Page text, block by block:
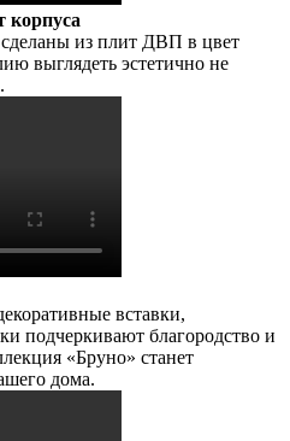
корпуса
из плит ДВП в цвет
выглядеть эстетично не
вставки,
подчеркивают благородство и
«Бруно» станет
дома.